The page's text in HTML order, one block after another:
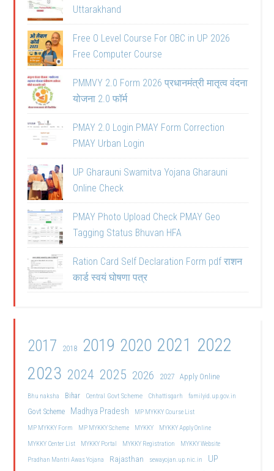
Uttarakhand
Free O Level Course For OBC in UP 2026
Free Computer Course
PMMVY 2.0 Form 2026 प्रधानमंत्री मातृत्व वंदना
योजना 2.0 फॉर्म
PMAY 2.0 Login PMAY Form Correction
PMAY Urban Login
UP Gharauni Swamitva Yojana Gharauni
Online Check
PMAY Photo Upload Check PMAY Geo
Tagging Status Bhuvan HFA
Ration Card Self Declaration Form pdf राशन
कार्ड स्वयं घोषणा पत्र
2017 2018 2019 2020 2021 2022
2023 2024 2025 2026 2027 Apply Online
Bhu naksha Bihar Central Govt Scheme Chhattisgarh familyid.up.gov.in
Govt Scheme Madhya Pradesh
MP MYKKY Course List
MP MYKKY Form
MP MYKKY Scheme MYKKY
MYKKY Apply Online
MYKKY Center List
MYKKY Portal MYKKY Registration
MYKKY Website
Pradhan Mantri Awas Yojana
Rajasthan sewayojan.up.nic.in UP